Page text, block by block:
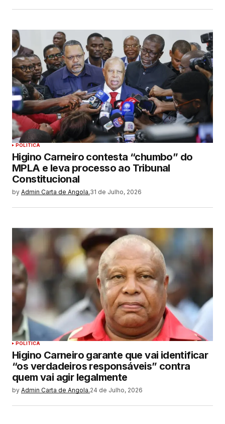
POLITICA
Higino Carneiro contesta “chumbo” do
MPLA e leva processo ao Tribunal
Constitucional
by Admin Carta de Angola.31 de Julho, 2026
POLITICA
Higino Carneiro garante que vai identificar
“os verdadeiros responsáveis” contra
quem vai agir legalmente
by Admin Carta de Angola.24 de Julho, 2026